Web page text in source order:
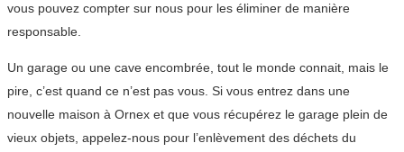
vous pouvez compter sur nous pour les éliminer de manière
responsable.
Un garage ou une cave encombrée, tout le monde connait, mais le
pire, c’est quand ce n’est pas vous. Si vous entrez dans une
nouvelle maison à Ornex et que vous récupérez le garage plein de
vieux objets, appelez-nous pour l’enlèvement des déchets du